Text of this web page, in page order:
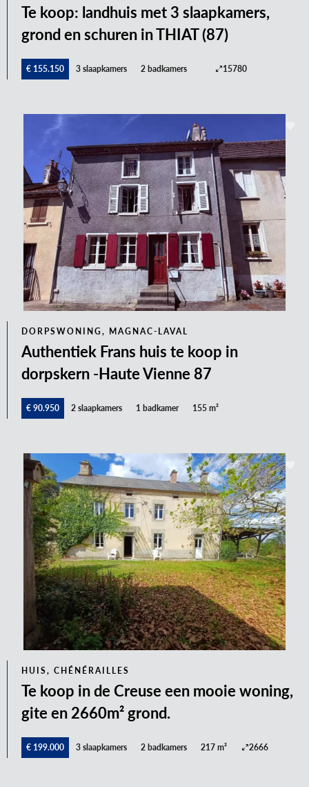
Te koop: landhuis met 3 slaapkamers,
grond en schuren in THIAT (87)
€ 155.150 3 slaapkamers 2 badkamers 15780
DORPSWONING, MAGNAC-LAVAL
Authentiek Frans huis te koop in
dorpskern -Haute Vienne 87
€ 90.950 2 slaapkamers 1 badkamer 155 m²
HUIS, CHÉNÉRAILLES
Te koop in de Creuse een mooie woning,
gite en 2660m² grond.
€ 199.000 3 slaapkamers 2 badkamers 217 m² 2666